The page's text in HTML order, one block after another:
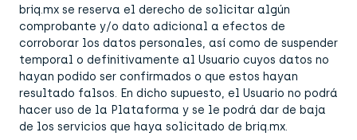
briq.mx se reserva el derecho de solicitar algún
comprobante y/o dato adicional a efectos de
corroborar los datos personales, así como de suspender
temporal o definitivamente al Usuario cuyos datos no
hayan podido ser confirmados o que estos hayan
resultado falsos. En dicho supuesto, el Usuario no podrá
hacer uso de la Plataforma y se le podrá dar de baja
de los servicios que haya solicitado de briq.mx.